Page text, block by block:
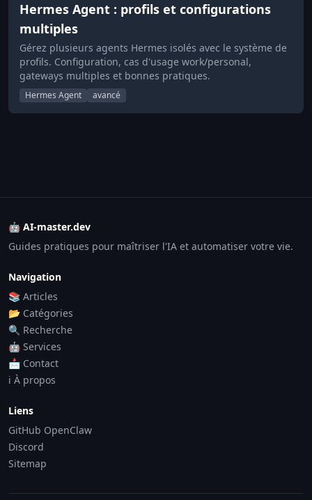
Hermes Agent : profils et configurations
multiples
Gérez plusieurs agents Hermes isolés avec le système de
profils. Configuration, cas d'usage work/personal,
gateways multiples et bonnes pratiques.
Hermes Agent avancé
🤖 AI-master.dev
Guides pratiques pour maîtriser l'IA et automatiser votre vie.
Navigation
📚 Articles
📂 Catégories
🔍 Recherche
🤖 Services
📩 Contact
ℹ️ À propos
Liens
GitHub OpenClaw
Discord
Sitemap